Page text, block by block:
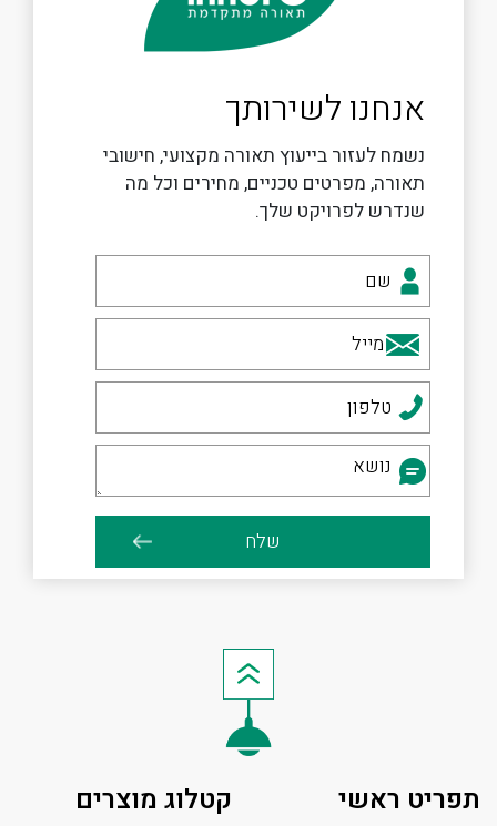
אנחנו לשירותך
נשמח לעזור בייעוץ תאורה מקצועי, חישובי
תאורה, מפרטים טכניים, מחירים וכל מה
שנדרש לפרויקט שלך.
תפריט ראשי קטלוג מוצרים